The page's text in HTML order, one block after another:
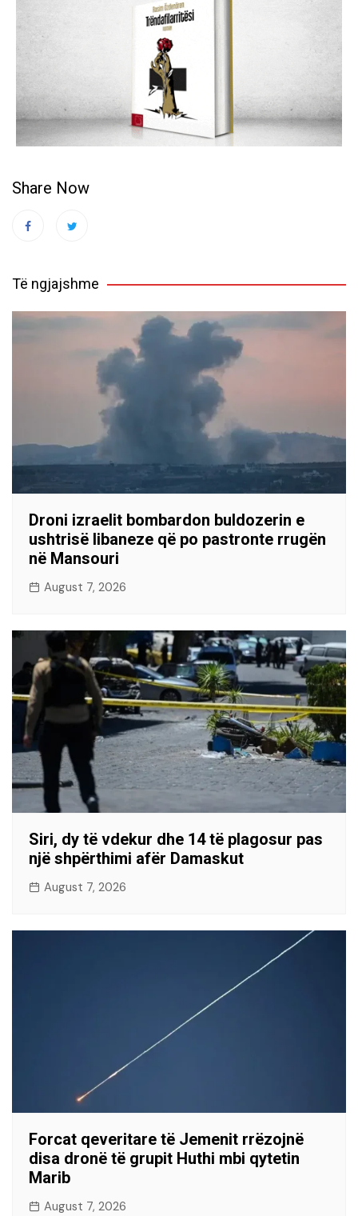
Share Now
Të ngjajshme
Droni izraelit bombardon buldozerin e
ushtrisë libaneze që po pastronte rrugën
në Mansouri
August 7, 2026
Siri, dy të vdekur dhe 14 të plagosur pas
një shpërthimi afër Damaskut
August 7, 2026
Forcat qeveritare të Jemenit rrëzojnë
disa dronë të grupit Huthi mbi qytetin
Marib
August 7, 2026